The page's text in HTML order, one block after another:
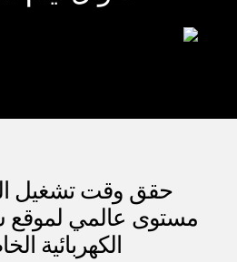
حقق وقت تشغيل
مستوى عالمي لموقع
الكهربائية